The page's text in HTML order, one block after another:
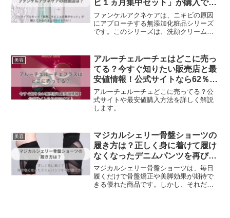
色ムラも目立つようになります。そんな
40代女性の肌悩みに対応するためには、
エイジングケアに特化したスキンケアシ
リーズがおすすめです。
ビ１ヵ月集中セット」が購入でき
るのは公式サイトだけ！
ファンケルアクネケアは、ニキビの原因
にアプローチする無添加化粧品シリーズ
です。このシリーズは、洗顔クリーム、
いるのは、ファンケル直営店とネットで
の購入に限られます。
美容
アルーチェルーチェはどこに売っ
てる？今すぐ知りたい販売店と最
安値情報！公式サイトなら62％オ
フ♪
アルーチェルーチェどこに売ってる？公
式サイトや最安値購入方法を詳しく解説
します。
美容
マジカルシェリー骨盤ショーツの
履き方は？正しく身に着けて履け
なくなったデニムパンツを再び履
こう！
マジカルシェリー骨盤ショーツは、毎日
履くだけで骨盤矯正や美脚効果が期待で
きる優れた商品です。しかし、それだけ